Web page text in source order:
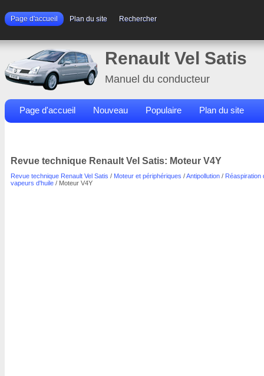
Page d'accueil Plan du site Rechercher
Renault Vel Satis
Manuel du conducteur
Page d'accueil Nouveau Populaire Plan du site
Revue technique Renault Vel Satis: Moteur V4Y
Revue technique Renault Vel Satis / Moteur et périphériques /Antipollution / Réaspiration
vapeurs d'huile / Moteur V4Y